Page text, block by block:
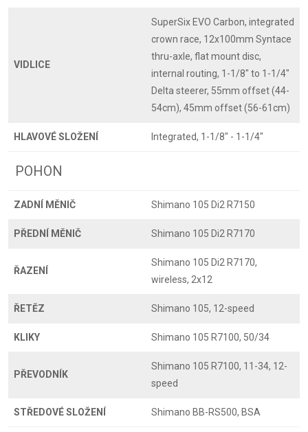
VIDLICE
SuperSix EVO Carbon, integrated
crown race, 12x100mm Syntace
thru-axle, flat mount disc,
internal routing, 1-1/8" to 1-1/4"
Delta steerer, 55mm offset (44-
54cm), 45mm offset (56-61cm)
HLAVOVÉ SLOŽENÍ Integrated, 1-1/8" - 1-1/4"
POHON
ZADNÍ MĚNIČ Shimano 105 Di2 R7150
PŘEDNÍ MĚNIČ Shimano 105 Di2 R7170
ŘAZENÍ
Shimano 105 Di2 R7170,
wireless, 2x12
ŘETĚZ Shimano 105, 12-speed
KLIKY Shimano 105 R7100, 50/34
PŘEVODNÍK
Shimano 105 R7100, 11-34, 12-
speed
STŘEDOVÉ SLOŽENÍ Shimano BB-RS500, BSA